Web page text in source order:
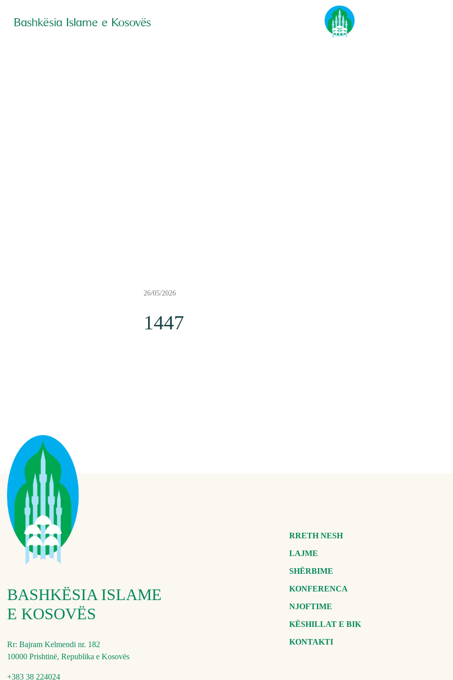
26/05/2026
1447
BASHKËSIA ISLAME
E KOSOVËS
Rr: Bajram Kelmendi nr. 182
10000 Prishtinë, Republika e Kosovës
+383 38 224024
RRETH NESH
LAJME
SHËRBIME
KONFERENCA
NJOFTIME
KËSHILLAT E BIK
KONTAKTI